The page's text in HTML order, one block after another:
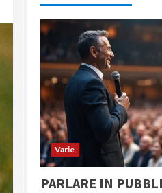
Varie
PARLARE IN